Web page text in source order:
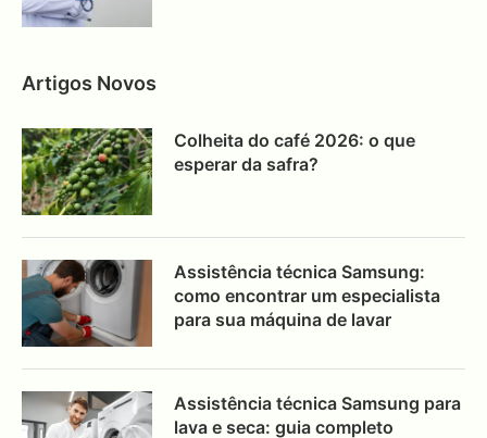
Artigos Novos
Colheita do café 2026: o que
esperar da safra?
Assistência técnica Samsung:
como encontrar um especialista
para sua máquina de lavar
Assistência técnica Samsung para
lava e seca: guia completo